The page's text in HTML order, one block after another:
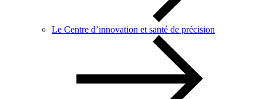
Le Centre d’innovation et santé de précision